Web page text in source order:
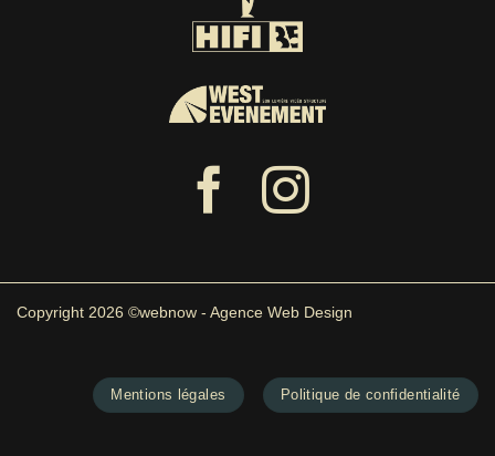
Copyright 2026 ©webnow - Agence Web Design
Mentions légales Politique de confidentialité